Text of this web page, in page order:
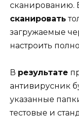
сканированию.
сканировать
загружаемые
настроить
В результате
антивирусник
указанные
тестовые и